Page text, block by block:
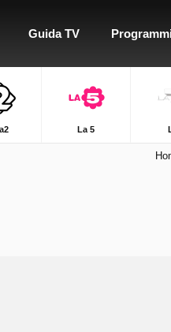
Guida TV
La 5